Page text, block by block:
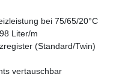
bei 75/65/20°C
Liter/m
(Standard/Twin)
vertauschbar